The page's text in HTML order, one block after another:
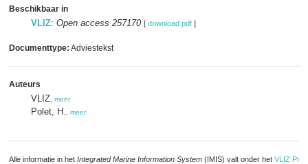
Beschikbaar in
VLIZ: Open access 257170 [ download pdf ]
Documenttype: Adviestekst
Auteurs
VLIZ meer
Polet, H. meer
Alle informatie in het Integrated Marine Information System (IMIS) valt onder het VLIZ